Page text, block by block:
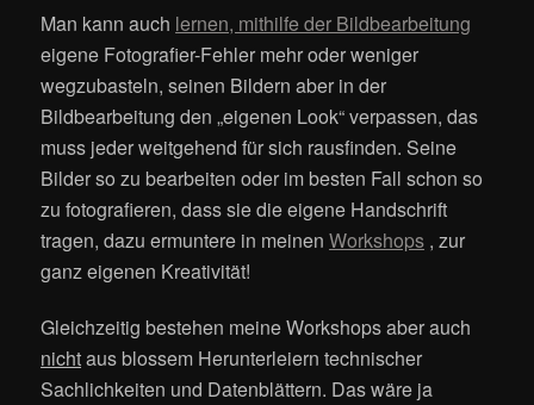
Man kann auch lernen, mithilfe der Bildbearbeitung
eigene Fotografier-Fehler mehr oder weniger
wegzubasteln, seinen Bildern aber in der
Bildbearbeitung den „eigenen Look“ verpassen, das
muss jeder weitgehend für sich rausfinden. Seine
Bilder so zu bearbeiten oder im besten Fall schon so
zu fotografieren, dass sie die eigene Handschrift
tragen, dazu ermuntere in meinenWorkshops , zur
ganz eigenen Kreativität!
Gleichzeitig bestehen meine Workshops aber auch
nichtaus blossem Herunterleiern technischer
Sachlichkeiten und Datenblättern. Das wäre ja